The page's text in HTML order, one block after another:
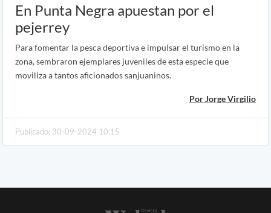
En Punta Negra apuestan por el
pejerrey
Para fomentar la pesca deportiva e impulsar el turismo en la
zona, sembraron ejemplares juveniles de esta especie que
moviliza a tantos aficionados sanjuaninos.
Por Jorge Virgilio
Publicado: 30-09-2024 10:15